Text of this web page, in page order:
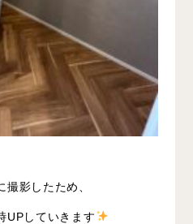
撮影したため、
UPしていきます